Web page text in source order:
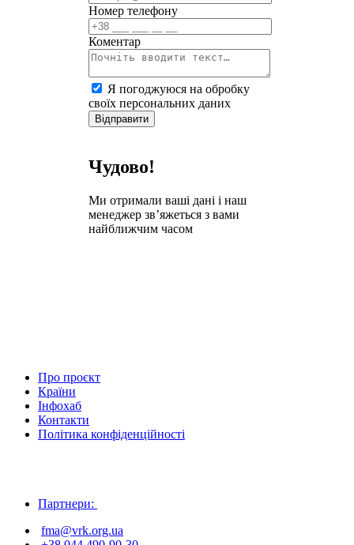
Номер телефону
Коментар
Я погоджуюся на обробку
своїх персональних даних
Відправити
Чудово!
Ми отримали ваші дані і наш
менеджер зв’яжеться з вами
найближчим часом
Про проєкт
Країни
Інфохаб
Контакти
Політика конфіденційності
Партнери:
fma@vrk.org.ua